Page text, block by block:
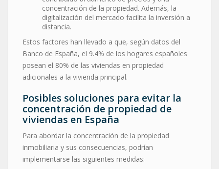
concentración de la propiedad. Además, la
digitalización del mercado facilita la inversión a
distancia.
Estos factores han llevado a que, según datos del
Banco de España, el 9.4% de los hogares españoles
posean el 80% de las viviendas en propiedad
adicionales a la vivienda principal.
Posibles soluciones para evitar la
concentración de propiedad de
viviendas en España
Para abordar la concentración de la propiedad
inmobiliaria y sus consecuencias, podrían
implementarse las siguientes medidas: